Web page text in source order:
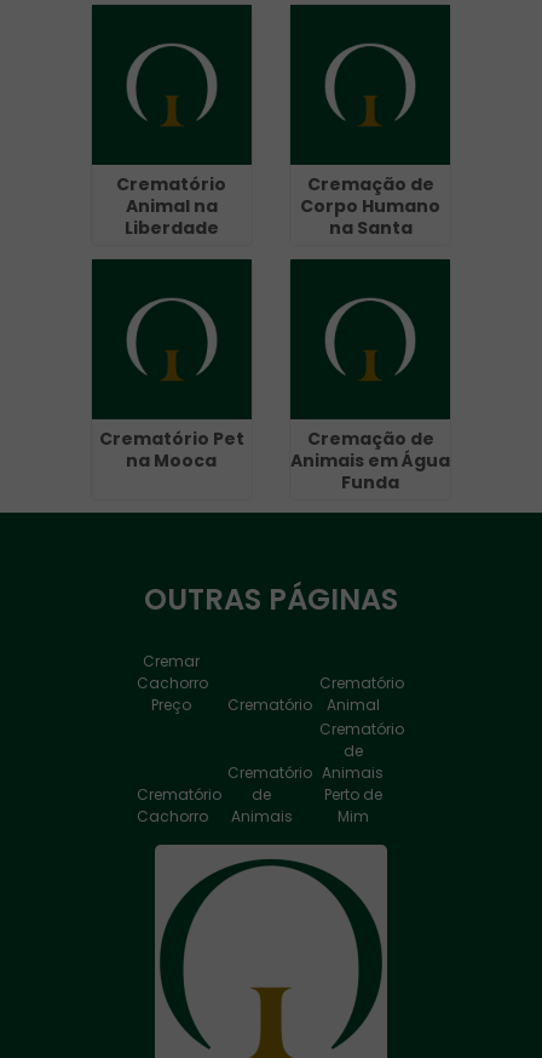
Crematório
Animal na
Liberdade
Cremação de
Corpo Humano
na Santa
Crematório Pet
na Mooca
Cremação de
Animais em Água
Funda
OUTRAS PÁGINAS
Cremar
Cachorro
Preço
Crematório
Crematório
Animal
Crematório
Cachorro
Crematório
de
Animais
Crematório
de
Animais
Perto de
Mim
Crematório
Animais
Valor
Crematório
Crematório
de Cão
Crematório
de Pet
Crematório
para
Cachorro
Crematório
para
Gatos
Crematório
Mim
Crematório
Pet